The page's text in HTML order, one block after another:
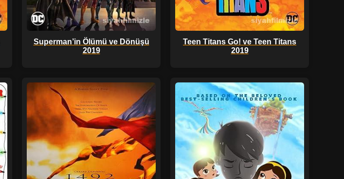
Superman’in Ölümü ve Dönüşü
2019
Teen Titans Go! ve Teen Titans
2019